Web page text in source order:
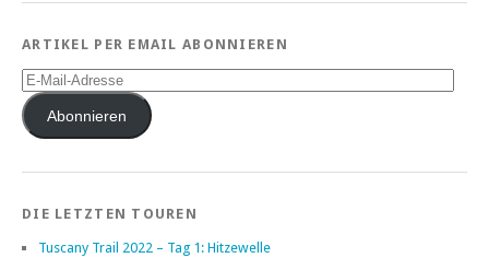
ARTIKEL PER EMAIL ABONNIEREN
E-
Mail-
AdresseAbonnieren
DIE LETZTEN TOUREN
Tuscany Trail 2022 – Tag 1: Hitzewelle